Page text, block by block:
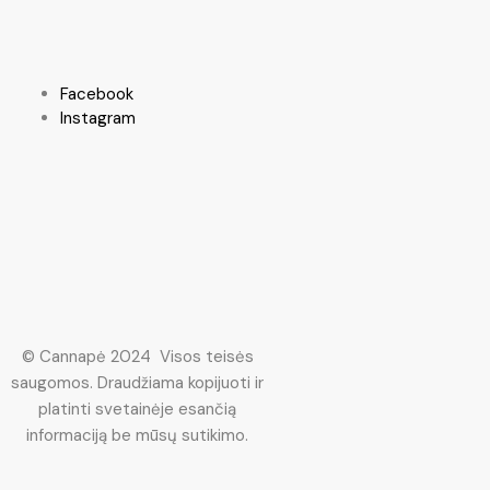
Facebook
Instagram
© Cannapė 2024 Visos teisės
saugomos. Draudžiama kopijuoti ir
platinti svetainėje esančią
informaciją be mūsų sutikimo.